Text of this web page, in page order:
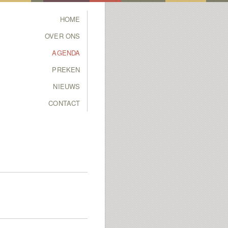
SKIP TO PRIMARY
CONTENT
SKIP TO SECONDARY
CONTENT
HOME
OVER ONS
AGENDA
PREKEN
NIEUWS
CONTACT